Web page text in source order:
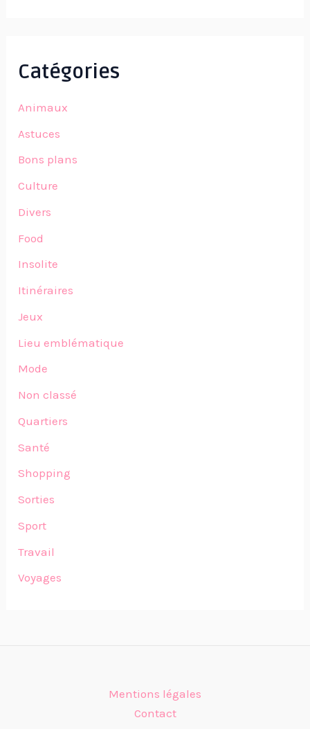
Catégories
Animaux
Astuces
Bons plans
Culture
Divers
Food
Insolite
Itinéraires
Jeux
Lieu emblématique
Mode
Non classé
Quartiers
Santé
Shopping
Sorties
Sport
Travail
Voyages
Mentions légales
Contact